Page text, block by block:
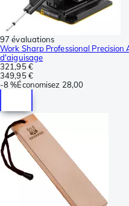
97 évaluations
Work Sharp Professional Precision
d'aiguisage
321,95 €
349,95 €
-8 %Économisez 28,00